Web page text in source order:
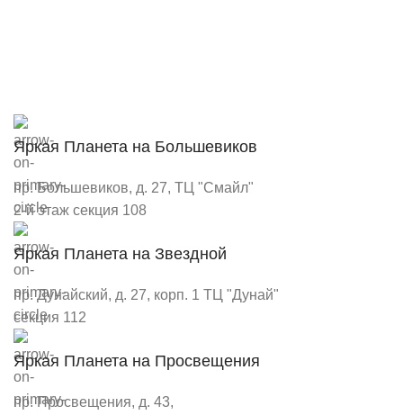
Яркая Планета на Большевиков
пр. Большевиков, д. 27, ТЦ "Смайл"
2-й этаж секция 108
Яркая Планета на Звездной
пр. Дунайский, д. 27, корп. 1 ТЦ "Дунай"
секция 112
Яркая Планета на Просвещения
пр. Просвещения, д. 43,